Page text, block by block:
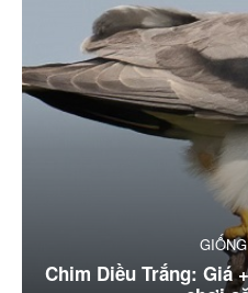
Chim Diều Trắng: Giá